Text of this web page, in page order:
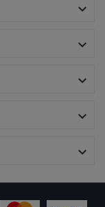




